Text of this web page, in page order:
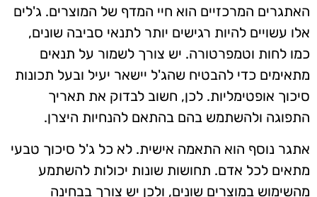
האתגרים המרכזיים הוא חיי המדף של המוצרים. ג'לים
אלו עשויים להיות רגישים יותר לתנאי סביבה שונים,
כמו לחות וטמפרטורה. יש צורך לשמור על תנאים
מתאימים כדי להבטיח שהג'ל יישאר יעיל ובעל תכונות
סיכוך אופטימליות. לכן, חשוב לבדוק את תאריך
התפוגה ולהשתמש בהם בהתאם להנחיות היצרן.
אתגר נוסף הוא התאמה אישית. לא כל ג'ל סיכוך טבעי
מתאים לכל אדם. תחושות שונות יכולות להשתמע
מהשימוש במוצרים שונים, ולכן יש צורך בבחינה